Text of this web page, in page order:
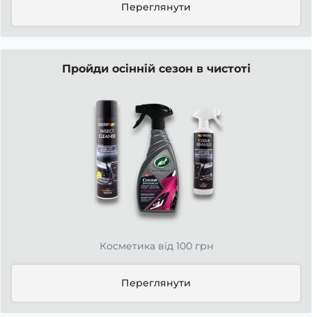
Переглянути
Пройди осінній сезон в чистоті
Косметика від 100 грн
Переглянути